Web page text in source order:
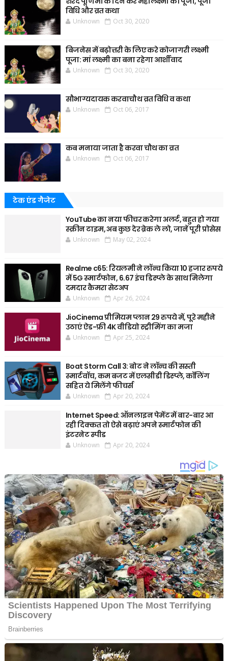
विधि और व्रत कथा
Unknown Oct 30, 2020
बिजनेस में बढ़ोत्तरी के लिए करे कोजागरी लक्ष्मी
पूजा: मां लक्ष्मी का बना रहेगा आर्शीवाद
Unknown Oct 30, 2020
सौभाग्यदायक करवाचौथ व्रत विधि व कथा
Unknown Oct 06, 2017
कब मनाया जाता है करवा चौथ का व्रत
Unknown Oct 06, 2017
टेक एंड गैजेट
YouTube का नया फीचर करेगा अलर्ट, बहुत हो गया
स्क्रीन टाइम, अब कुछ देर ब्रेक ले लो, जानें पूरी प्रोसेस
Unknown May 02, 2024
Realme c65: रियलमी ने लॉन्च किया 10 हजार रुपये
में 5G स्मार्टफोन, 6.67 इंच डिस्प्ले के साथ मिलेगा
दमदार कैमरा सेटअप
Unknown Apr 26, 2024
JioCinema प्रीमियम प्लान 29 रुपये में, पूरे महीने
उठाएं ऐड-फ्री 4K वीडियो स्ट्रीमिंग का मजा
Unknown Apr 25, 2024
Boat Storm Call 3: बोट ने लॉन्च की सस्ती
स्मार्टवॉच, कम बजट में एलसीडी डिस्प्ले, कॉलिंग
सहित ये मिलेंगे फीचर्स
Unknown Apr 20, 2024
Internet Speed: ऑनलाइन पेमेंट में बार-बार आ
रही दिक्कत तो ऐसे बढ़ाएं अपने स्मार्टफोन की
इंटरनेट स्पीड
Unknown Apr 20, 2024